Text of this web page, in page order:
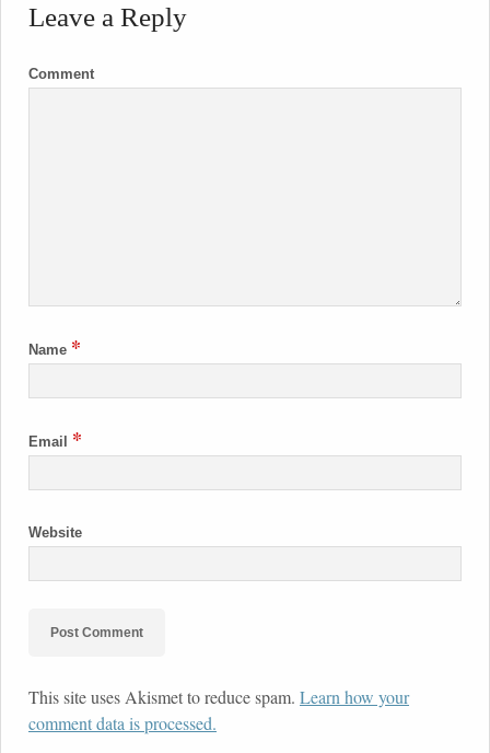
Leave a Reply
Comment
Name *
Email *
Website
This site uses Akismet to reduce spam. Learn how your
comment data is processed.